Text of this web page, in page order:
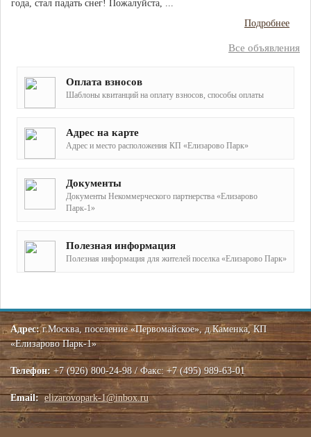
года, стал падать снег! Пожалуйста, ...
Подробнее
Все объявления
Оплата взносов
Шаблоны квитанций на оплату взносов, способы оплаты
Адрес на карте
Адрес и место расположения КП «Елизарово Парк»
Документы
Документы Некоммерческого партнерства «Елизарово
Парк-1»
Полезная информация
Полезная информация для жителей поселка «Елизарово Парк»
Адрес:г.Москва, поселение «Первомайское», д.Каменка, КП
«Елизарово Парк-1»
Телефон: +7 (926) 800-24-98 / Факс: +7 (495) 989-63-01
Email: elizarovopark-1@inbox.ru